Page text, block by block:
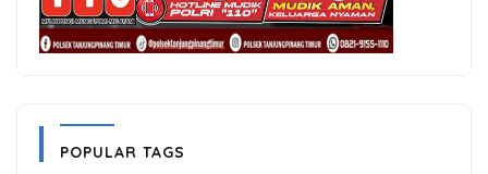
POPULAR TAGS